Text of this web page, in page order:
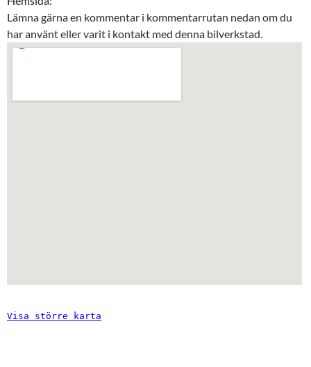
Lämna gärna en kommentar i kommentarrutan nedan om du
har använt eller varit i kontakt med denna bilverkstad.
Visa större karta